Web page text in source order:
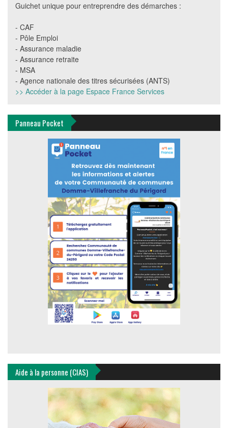
Guichet unique pour entreprendre des démarches :
- CAF
- Pôle Emploi
- Assurance maladie
- Assurance retraite
- MSA
- Agence nationale des titres sécurisées (ANTS)
>> Accéder à la page Espace France Services
Panneau Pocket
Aide à la personne (CIAS)